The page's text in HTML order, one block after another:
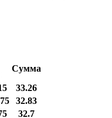
Сумма
33.26
32.83
32.7